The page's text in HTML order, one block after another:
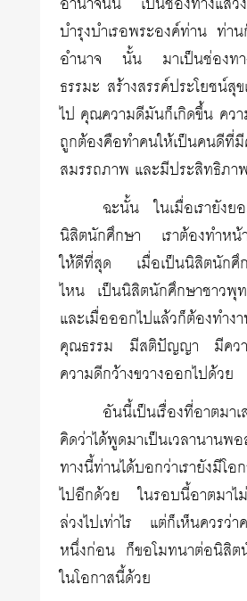
บำรุงบำเรอพระองค์ท่าน ท่า
อำนาจ นั้น มาเป็นช่องทาง
ธรรมะ สร้างสรรค์ประโยชน์สุ
ไป คุณความดีมันก็เกิดขึ้น คว
ถูกต้องคือทำคนให้เป็นค
สมรรถภาพ และมีประสิทธิภา
ฉะนั้น ในเมื่อเรายังย
นิสิตนักศึกษา เราต้องทำหน้
ให้ดีที่สุด เมื่อเป็นนิสิตนักศึก
ไหน เป็นนิสิตนักศึกษาชาวพุ
และเมื่อออกไปแล้วก็ต้อ
คุณธรรม มีสติปัญญา มีคว
ความดีกว้างขวางออกไปด้วย
อันนี้เป็นเรื่องที่อาตมา
คิดว่าได้พูดมาเป็นเวลานา
ทางนี้ท่านได้บอกว่าเรายังมีโ
ไปอีกด้วย ในรอบนี้อาตมาไม่
ล่วงไปเท่าไร แต่ก็เห็นควรว่า
หนึ่งก่อน ก็ขอโมทนาต่อนิสิต
ในโอกาสนี้ด้วย